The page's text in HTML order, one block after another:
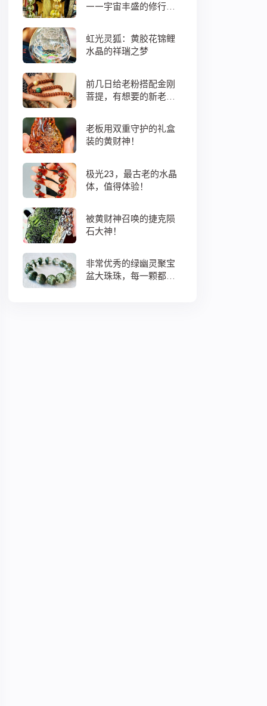
——宇宙丰盛的修行之
虹光灵狐：黄胶花锦鲤
水晶的祥瑞之梦
前几日给老粉搭配金刚
菩提，有想要的新老
老板用双重守护的礼盒
装的黄财神！
极光23，最古老的水晶
体，值得体验！
被黄财神召唤的捷克陨
石大神！
非常优秀的绿幽灵聚宝
盆大珠珠，每一颗都蕴